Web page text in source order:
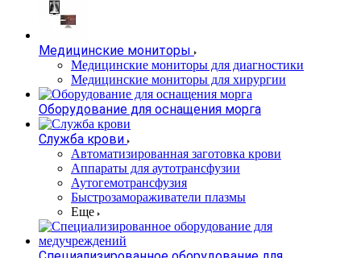
Медицинские мониторы
Медицинские мониторы для диагностики
Медицинские мониторы для хирургии
Оборудование для оснащения морга
Служба крови
Автоматизированная заготовка крови
Аппараты для аутотрансфузии
Аутогемотрансфузия
Быстрозамораживатели плазмы
Еще